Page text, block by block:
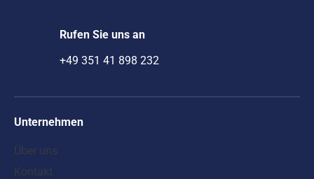
Rufen Sie uns an
+49 351 41 898 232
Unternehmen
Über uns
Kontakt